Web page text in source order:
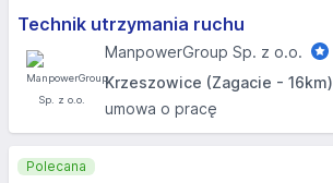
Technik utrzymania ruchu
ManpowerGroup Sp. z o.o.
Krzeszowice (Zagacie - 16km)
umowa o pracę
Polecana